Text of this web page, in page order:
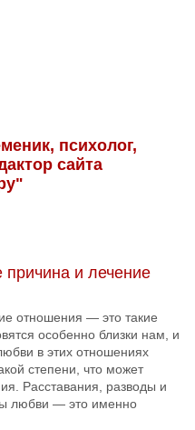
психолог,
сайта
и лечение
отношения — это такие
особенно близки нам, и
в этих отношениях
степени, что может
Расставания, разводы и
любви — это именно